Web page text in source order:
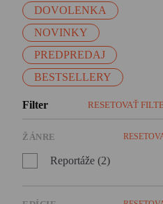
DOVOLENKA
NOVINKY
PREDPREDAJ
BESTSELLERY
Filter RESETOVAŤ
ŽÁNRE
Reportáže (2)